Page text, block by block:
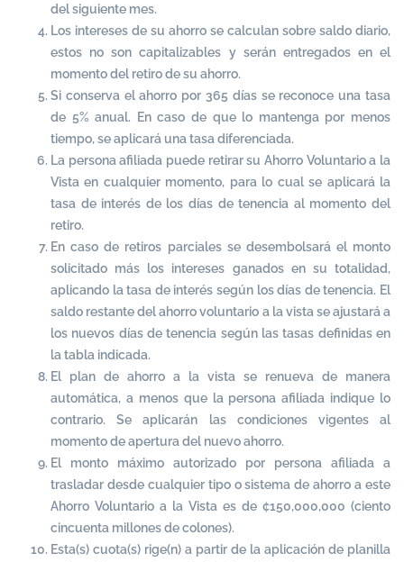
del siguiente mes.
Los intereses de su ahorro se calculan sobre saldo diario,
estos no son capitalizables y serán entregados en el
momento del retiro de su ahorro.
Si conserva el ahorro por 365 días se reconoce una tasa
de 5% anual. En caso de que lo mantenga por menos
tiempo, se aplicará una tasa diferenciada.
La persona afiliada puede retirar su Ahorro Voluntario a la
Vista en cualquier momento, para lo cual se aplicará la
tasa de interés de los días de tenencia al momento del
retiro.
En caso de retiros parciales se desembolsará el monto
solicitado más los intereses ganados en su totalidad,
aplicando la tasa de interés según los días de tenencia. El
saldo restante del ahorro voluntario a la vista se ajustará a
los nuevos días de tenencia según las tasas definidas en
la tabla indicada.
El plan de ahorro a la vista se renueva de manera
automática, a menos que la persona afiliada indique lo
contrario. Se aplicarán las condiciones vigentes al
momento de apertura del nuevo ahorro.
El monto máximo autorizado por persona afiliada a
trasladar desde cualquier tipo o sistema de ahorro a este
Ahorro Voluntario a la Vista es de ¢150,000,000 (ciento
cincuenta millones de colones).
Esta(s) cuota(s) rige(n) a partir de la aplicación de planilla